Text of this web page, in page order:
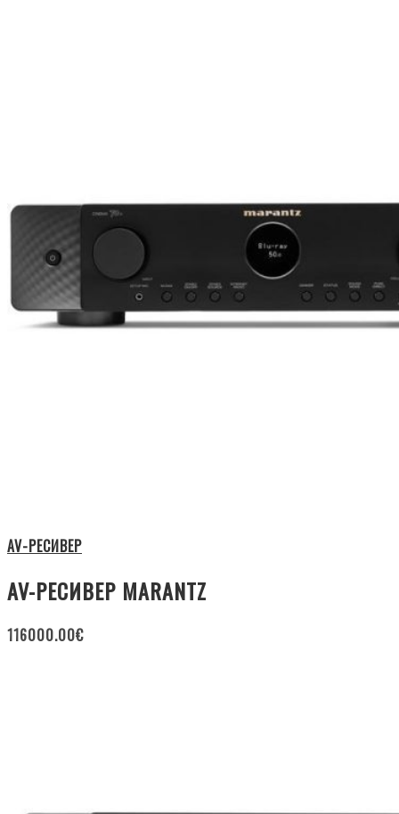
AV-РЕСИВЕР
AV-РЕСИВЕР MARANTZ
116000.00€